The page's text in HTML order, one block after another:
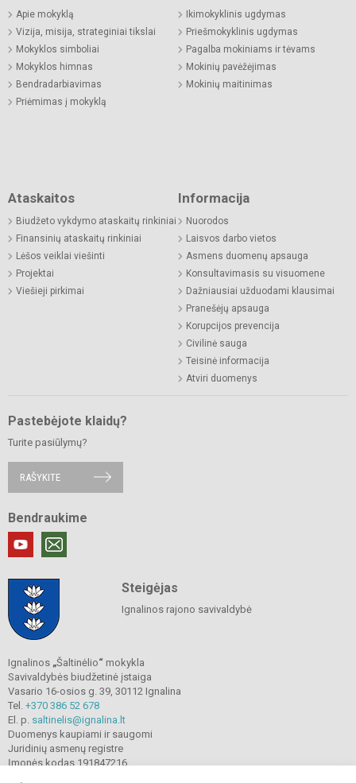
Apie mokyklą
Vizija, misija, strateginiai tikslai
Mokyklos simboliai
Mokyklos himnas
Bendradarbiavimas
Priėmimas į mokyklą
Ikimokyklinis ugdymas
Priešmokyklinis ugdymas
Pagalba mokiniams ir tėvams
Mokinių pavėžėjimas
Mokinių maitinimas
Ataskaitos
Biudžeto vykdymo ataskaitų rinkiniai
Finansinių ataskaitų rinkiniai
Lėšos veiklai viešinti
Projektai
Viešieji pirkimai
Informacija
Nuorodos
Laisvos darbo vietos
Asmens duomenų apsauga
Konsultavimasis su visuomene
Dažniausiai užduodami klausimai
Pranešėjų apsauga
Korupcijos prevencija
Civilinė sauga
Teisinė informacija
Atviri duomenys
Pastebėjote klaidų?
Turite pasiūlymų?
RAŠYKITE
Bendraukime
Steigėjas
Ignalinos rajono savivaldybė
Ignalinos „Šaltinėlio“ mokykla
Savivaldybės biudžetinė įstaiga
Vasario 16-osios g. 39, 30112 Ignalina
Tel. +370 386 52 678
El. p. saltinelis@ignalina.lt
Duomenys kaupiami ir saugomi
Juridinių asmenų registre
Įmonės kodas 191847216